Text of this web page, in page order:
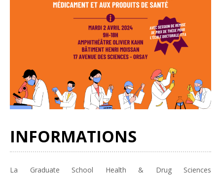
INFORMATIONS
La Graduate School Health & Drug Sciences